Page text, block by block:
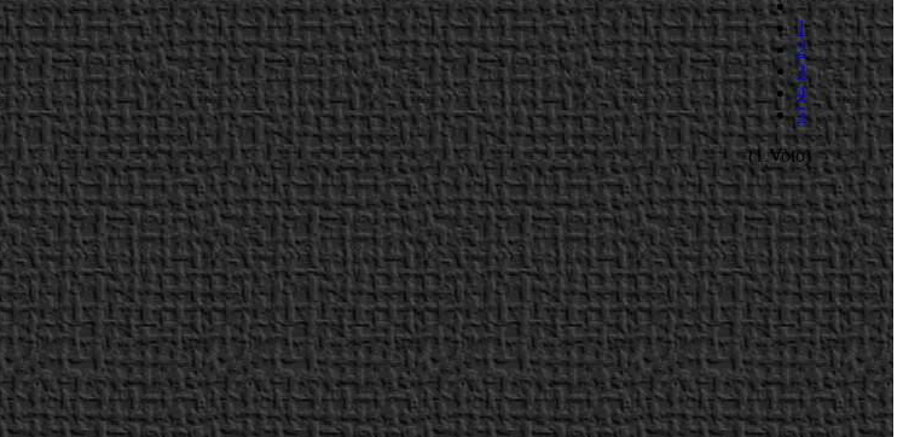
1
2
3
4
5
(1 Voto)